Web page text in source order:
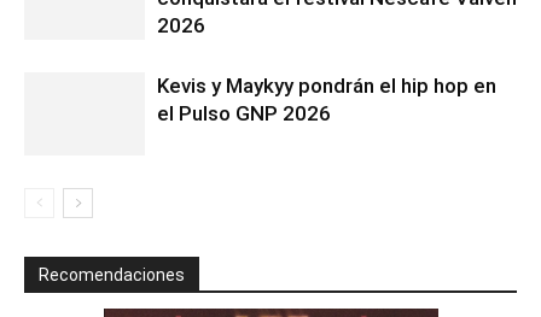
2026
Kevis y Maykyy pondrán el hip hop en
el Pulso GNP 2026
Recomendaciones